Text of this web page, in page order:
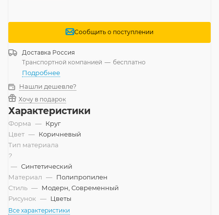
Сообщить о поступлении
Доставка Россия
Транспортной компанией — бесплатно
Подробнее
Нашли дешевле?
Хочу в подарок
Характеристики
Форма — Круг
Цвет — Коричневый
Тип материала
?
— Синтетический
Материал — Полипропилен
Стиль — Модерн, Современный
Рисунок — Цветы
Все характеристики